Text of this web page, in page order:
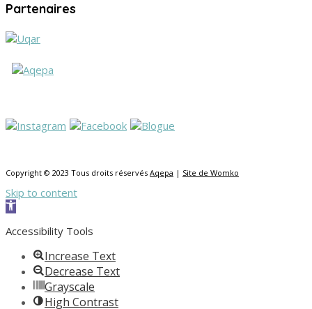
Partenaires
Copyright © 2023 Tous droits réservés Aqepa | Site de Womko
Skip to content
Open toolbar
Accessibility Tools
Increase Text
Decrease Text
Grayscale
High Contrast